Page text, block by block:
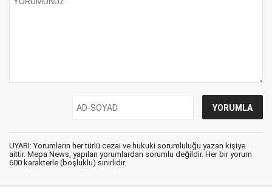
UYARI: Yorumların her türlü cezai ve hukuki sorumluluğu yazan kişiye
aittir. Mepa News, yapılan yorumlardan sorumlu değildir. Her bir yorum
600 karakterle (boşluklu) sınırlıdır.